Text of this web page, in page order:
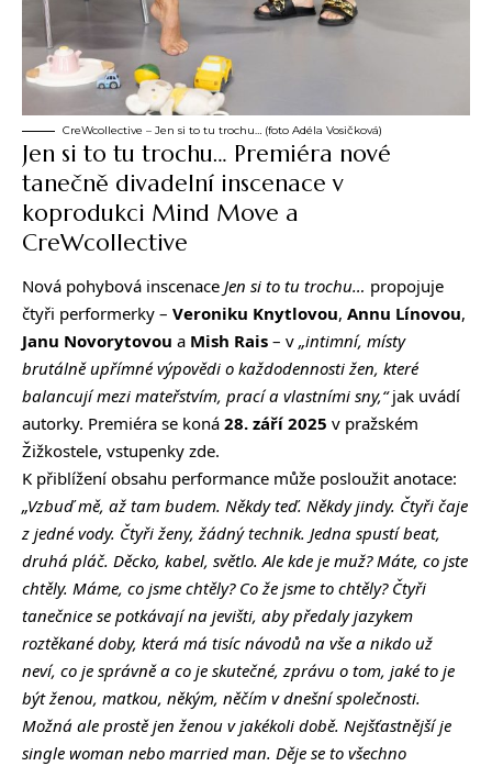
CreWcollective – Jen si to tu trochu… (foto Adéla Vosičková)
Jen si to tu trochu… Premiéra nové
tanečně divadelní inscenace v
koprodukci Mind Move a
CreWcollective
Nová pohybová inscenace Jen si to tu trochu… propojuje
čtyři performerky – Veroniku Knytlovou, Annu Línovou,
Janu Novorytovou a Mish Rais – v „intimní, místy
brutálně upřímné výpovědi o každodennosti žen, které
balancují mezi mateřstvím, prací a vlastními sny,“jak uvádí
autorky. Premiéra se koná 28. září 2025 v pražském
Žižkostele, vstupenky zde.
K přiblížení obsahu performance může posloužit anotace:
„Vzbuď mě, až tam budem. Někdy teď. Někdy jindy. Čtyři čaje
z jedné vody. Čtyři ženy, žádný technik. Jedna spustí beat,
druhá pláč. Děcko, kabel, světlo. Ale kde je muž? Máte, co jste
chtěly. Máme, co jsme chtěly? Co že jsme to chtěly? Čtyři
tanečnice se potkávají na jevišti, aby předaly jazykem
roztěkané doby, která má tisíc návodů na vše a nikdo už
neví, co je správně a co je skutečné, zprávu o tom, jaké to je
být ženou, matkou, někým, něčím v dnešní společnosti.
Možná ale prostě jen ženou v jakékoli době. Nejšťastnější je
single woman nebo married man. Děje se to všechno